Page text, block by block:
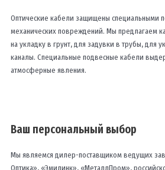
Оптические кабели защищены специальными
механических повреждений. Мы предлагаем
на укладку в грунт, для задувки в трубы, для
каналы. Специальные подвесные кабели
атмосферные явления.
Ваш персональный выбор
Мы являемся дилер-поставщиком ведущих